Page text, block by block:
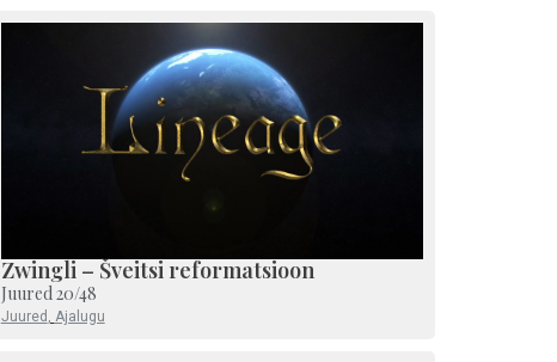
Zwingli – Šveitsi reformatsioon
Juured 20/48
Juured , Ajalugu